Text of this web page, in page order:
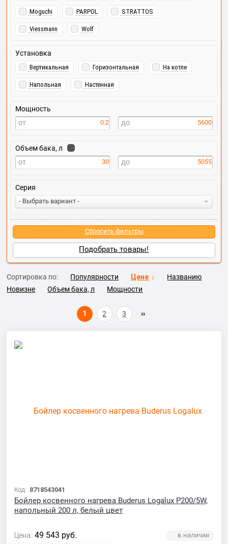
Moguchi PARPOL STRATTOS
Viessmann Wolf
Установка
Вертикальная Горизонтальная На котле
Напольная Настенная
Мощность
0.2 5600
Объем бака, л
30 5055
Серия
- Выбрать вариант -
Подобрать товары!
Сбросить фильтры
Сортировка по: Популярности Цене
Названию
Новизне
Объем бака, л Мощности
1 2 3
Код: 8718543041
Бойлер косвенного нагрева Buderus Logalux P200/5W,
напольный 200 л, белый цвет
Цена: 49 543 руб.